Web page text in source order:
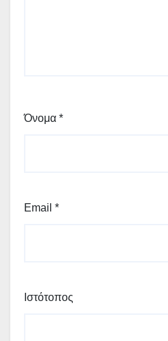
Όνομα *
Email *
Ιστότοπος